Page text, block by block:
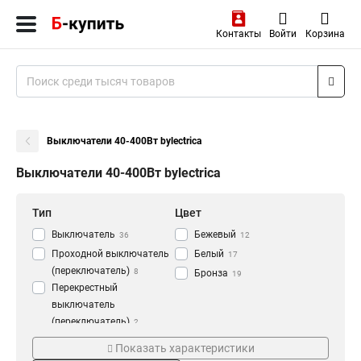
Контакты Войти Корзина
Выключатели 40-400Вт bylectrica
Выключатели 40-400Вт bylectrica
Тип
Выключатель 36
Проходной выключатель
(переключатель) 8
Перекрестный
выключатель
(переключатель) 2
Диммер 2
Рамка 6
Цвет
Бежевый 12
Белый 17
Бронза 19
Да 6
Показать характеристики